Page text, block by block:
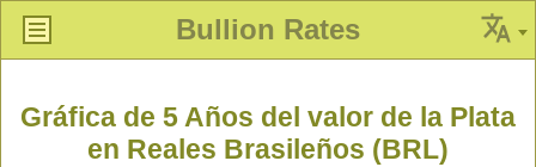
Bullion Rates
Gráfica de 5 Años del valor de la Plata
en Reales Brasileños (BRL)